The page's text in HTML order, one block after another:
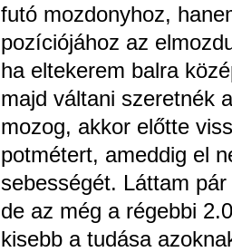
futó mozdonyhoz,
pozíciójához az
ha eltekerem balra
majd váltani szeretnék
mozog, akkor előtte
potmétert, ameddig el
sebességét. Láttam
de az még a régebbi
kisebb a tudása